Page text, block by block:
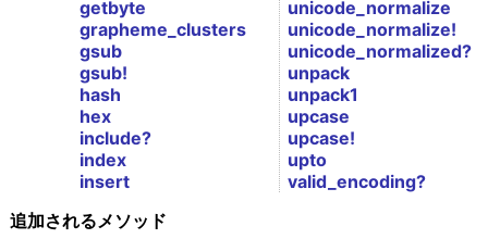
getbyte
grapheme_clusters
gsub
gsub!
hash
hex
include?
index
insert
unicode_normalize
unicode_normalize!
unicode_normalized?
unpack
unpack1
upcase
upcase!
upto
valid_encoding?
追加されるメソッド